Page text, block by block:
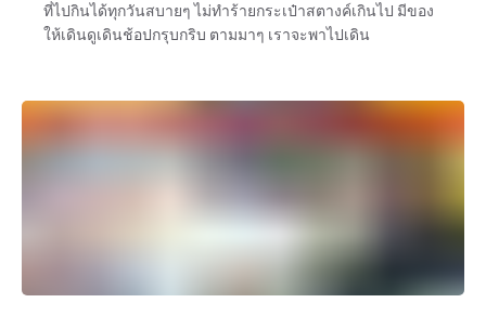
ที่ไปกินได้ทุกวันสบายๆ ไม่ทำร้ายกระเป๋าสตางค์เกินไป มีของ
ให้เดินดูเดินช้อปกรุบกริบ ตามมาๆ เราจะพาไปเดิน